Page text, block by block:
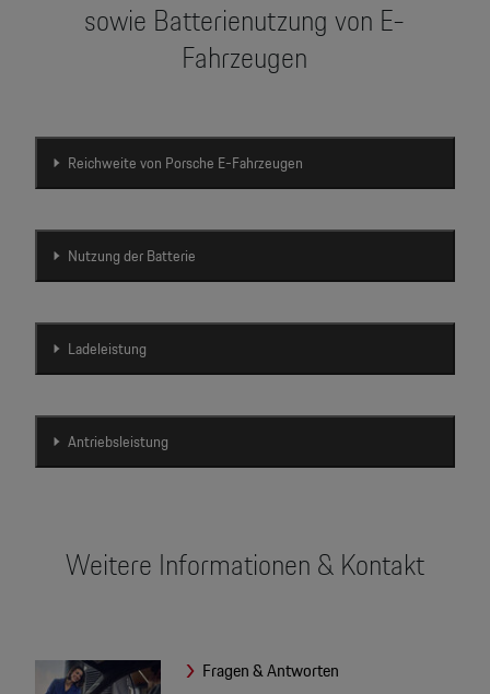
sowie Batterienutzung von E-
Fahrzeugen
Reichweite von Porsche E-Fahrzeugen
Nutzung der Batterie
Ladeleistung
Antriebsleistung
Weitere Informationen & Kontakt
Fragen & Antworten